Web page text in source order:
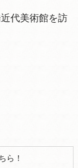
代美術館を訪
ら！